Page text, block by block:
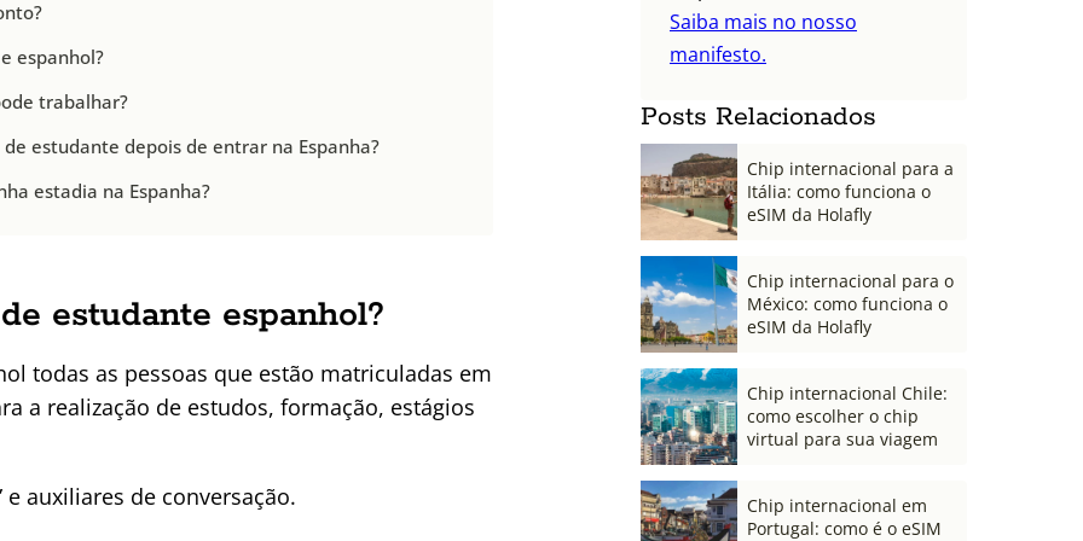
espanhol?
trabalhar?
estudante depois de entrar na Espanha?
estadia na Espanha?
estudante espanhol?
todas as pessoas que estão matriculadas em
a realização de estudos, formação, estágios
auxiliares de conversação.
Saiba mais no nosso
manifesto.
Posts Relacionados
Chip internacional para a
Itália: como funciona o
eSIM da Holafly
Chip internacional para o
México: como funciona o
eSIM da Holafly
Chip internacional Chile:
como escolher o chip
virtual para sua viagem
Chip internacional em
Portugal: como é o eSIM